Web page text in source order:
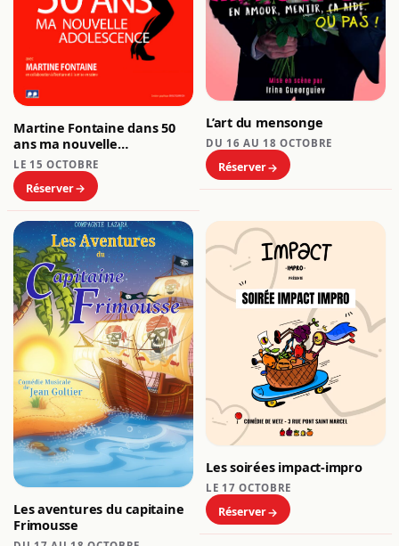
Martine Fontaine dans 50
ans ma nouvelle
adolescence
LE 15 OCTOBRE
Réserver
L’art du mensonge
DU 16 AU 18 OCTOBRE
Réserver
Les aventures du capitaine
Frimousse
Les soirées impact-impro
LE 17 OCTOBRE
Réserver